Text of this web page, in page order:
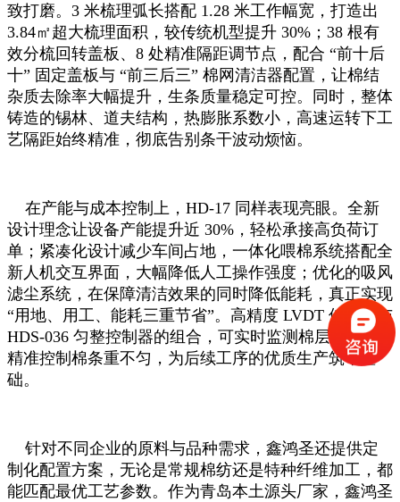
致打磨。3 米梳理弧长搭配 1.28 米工作幅宽，打造出
3.84㎡超大梳理面积，较传统机型提升 30%；38 根有
效分梳回转盖板、8 处精准隔距调节点，配合 “前十后
十” 固定盖板与 “前三后三” 棉网清洁器配置，让棉结
杂质去除率大幅提升，生条质量稳定可控。同时，整体
铸造的锡林、道夫结构，热膨胀系数小，高速运转下工
艺隔距始终精准，彻底告别条干波动烦恼。
在产能与成本控制上，HD-17 同样表现亮眼。全新
设计理念让设备产能提升近 30%，轻松承接高负荷订
单；紧凑化设计减少车间占地，一体化喂棉系统搭配全
新人机交互界面，大幅降低人工操作强度；优化的吸风
滤尘系统，在保障清洁效果的同时降低能耗，真正实现
“用地、用工、能耗三重节省”。高精度 LVDT 传感器与
HDS-036 匀整控制器的组合，可实时监测棉层状态，
精准控制棉条重不匀，为后续工序的优质生产筑牢基
础。
针对不同企业的原料与品种需求，鑫鸿圣还提供定
制化配置方案，无论是常规棉纺还是特种纤维加工，都
能匹配最优工艺参数。作为青岛本土源头厂家，鑫鸿圣